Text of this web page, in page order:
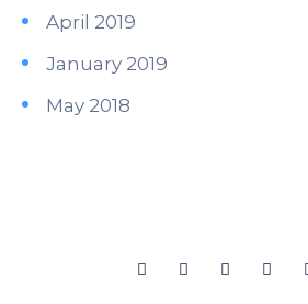
April 2019
January 2019
May 2018